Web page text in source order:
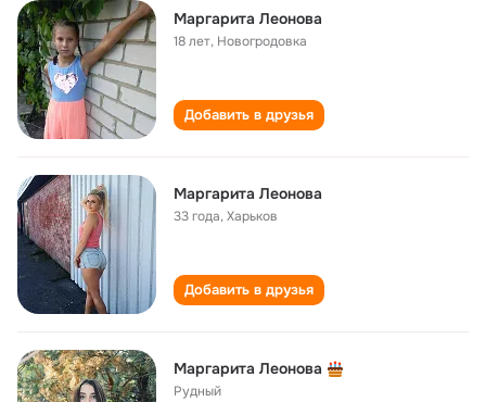
Маргарита Леонова
18 лет, Новогродовка
Добавить в друзья
Маргарита Леонова
33 года,Харьков
Добавить в друзья
Маргарита Леонова
Рудный